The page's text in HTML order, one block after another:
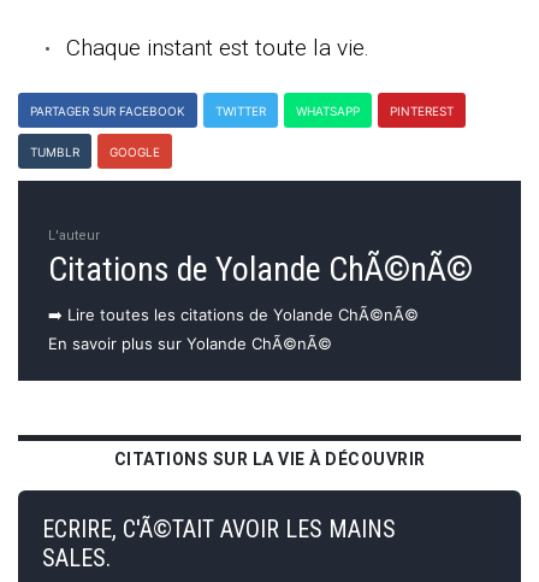
Chaque instant est toute la vie.
PARTAGER SUR FACEBOOK TWITTER WHATSAPP PINTEREST
TUMBLR GOOGLE
L'auteur
Citations de Yolande ChÃ©nÃ©
➡️ Lire toutes les citations de Yolande ChÃ©nÃ©
En savoir plus sur Yolande ChÃ©nÃ©
CITATIONS SUR LA VIE À DÉCOUVRIR
ECRIRE, C'Ã©TAIT AVOIR LES MAINS
SALES.